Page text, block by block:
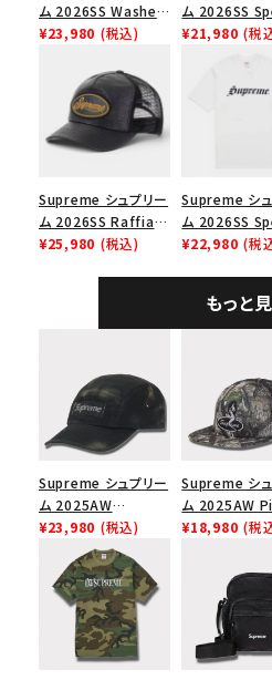
円 ～
ム 2026SS Washed
Chino Twill Camp
ノツイル キャンプキャ
ップ ブラック
¥23,980 (税込)
ム 2026SS
Tee スピードT
¥21,980 (税
Supreme シュプリー
ム 2026SS Raffia
Mesh Back 5-Panel
¥25,980 (税込)
Supreme シ
ム 2026SS
Tee スピードT
¥22,980 (税
もっと
Supreme シュプリー
ム 2025AW
Overdyed Camp
Cap オーバーダイド
キャンプキャップ ブ
ラック
¥23,980 (税込)
Supreme シ
ム 2025AW
Mesh Back 5-
ュバック 5パネ
ップ トゥルー
バーHTC フォ
¥18,980 (税